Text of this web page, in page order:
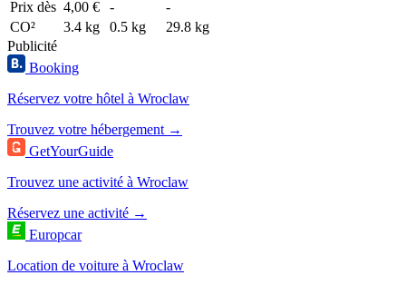
Prix dès 4,00 € -
-
CO²
3.4 kg 0.5 kg
29.8 kg
Publicité
Booking
Réservez votre hôtel à Wroclaw
Trouvez votre hébergement →
GetYourGuide
Trouvez une activité à Wroclaw
Réservez une activité →
Europcar
Location de voiture à Wroclaw